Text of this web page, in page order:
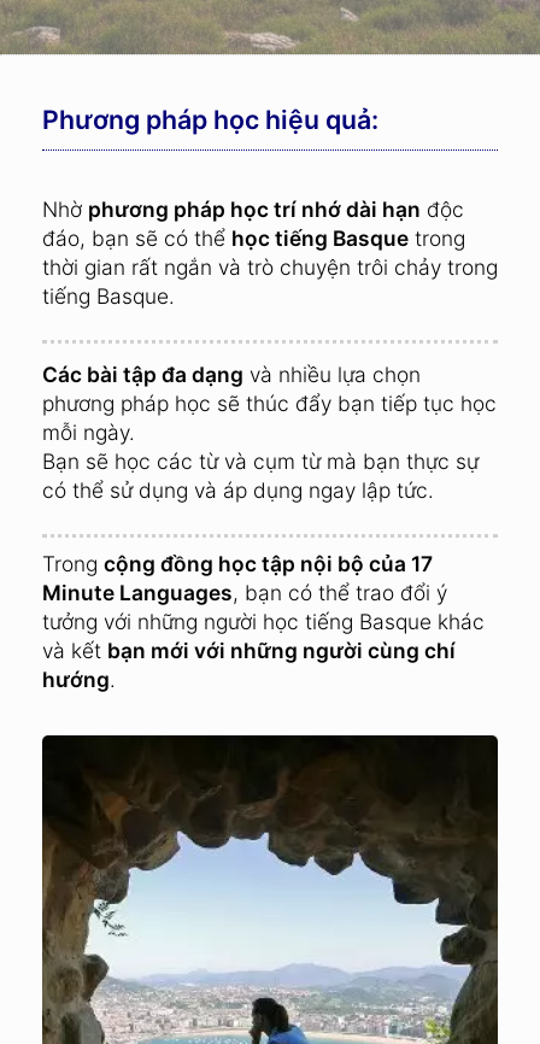
Phương pháp học hiệu quả:
Nhờ phương pháp học trí nhớ dài hạn độc
đáo, bạn sẽ có thể học tiếng Basque trong
thời gian rất ngắn và trò chuyện trôi chảy trong
tiếng Basque.
Các bài tập đa dạng và nhiều lựa chọn
phương pháp học sẽ thúc đẩy bạn tiếp tục học
mỗi ngày.
Bạn sẽ học các từ và cụm từ mà bạn thực sự
có thể sử dụng và áp dụng ngay lập tức.
Trong cộng đồng học tập nội bộ của 17
Minute Languages, bạn có thể trao đổi ý
tưởng với những người học tiếng Basque khác
và kết bạn mới với những người cùng chí
hướng.